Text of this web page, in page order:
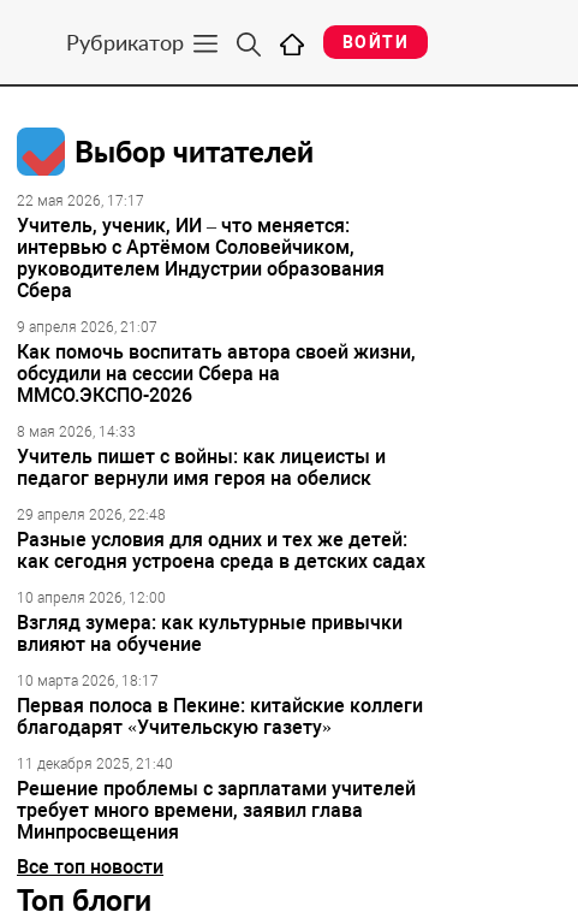
Рубрикатор ВОЙТИ
Выбор читателей
22 мая 2026, 17:17
Учитель, ученик, ИИ – что меняется:
интервью с Артёмом Соловейчиком,
руководителем Индустрии образования
Сбера
9 апреля 2026, 21:07
Как помочь воспитать автора своей жизни,
обсудили на сессии Сбера на
ММСО.ЭКСПО-2026
8 мая 2026, 14:33
Учитель пишет с войны: как лицеисты и
педагог вернули имя героя на обелиск
29 апреля 2026, 22:48
Разные условия для одних и тех же детей:
как сегодня устроена среда в детских садах
10 апреля 2026, 12:00
Взгляд зумера: как культурные привычки
влияют на обучение
10 марта 2026, 18:17
Первая полоса в Пекине: китайские коллеги
благодарят «Учительскую газету»
11 декабря 2025, 21:40
Решение проблемы с зарплатами учителей
требует много времени, заявил глава
Минпросвещения
Все топ новости
Топ блоги